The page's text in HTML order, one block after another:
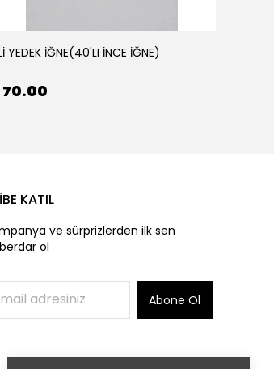
YEDEK İĞNE(40'LI İNCE İĞNE)
KATIL
ve sürprizlerden ilk sen
ol
Abone Ol